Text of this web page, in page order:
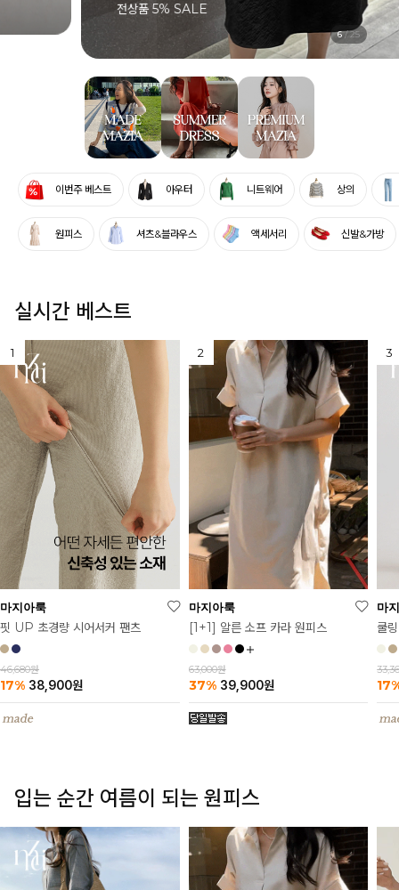
전상품 5% SALE
6/25
이번주 베스트 아우터 니트웨어 상의
원피스 셔츠&블라우스 액세서리 신발&가방
실시간 베스트
마지아룩
핏 UP 초경량 시어서커 팬츠
46,680원
17% 38,900원
마지아룩
[1+1] 알른 소프 카라 원피스
63,000원
37% 39,900원
마
쿨
입는 순간 여름이 되는 원피스